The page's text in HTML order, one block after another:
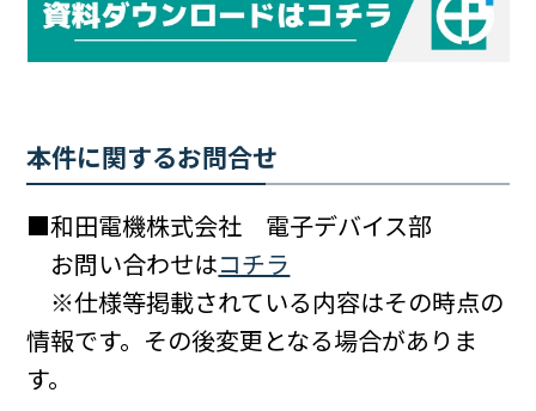
本件に関するお問合せ
■和田電機株式会社 電子デバイス部
お問い合わせはコチラ
※仕様等掲載されている内容はその時点の
情報です。その後変更となる場合がありま
す。